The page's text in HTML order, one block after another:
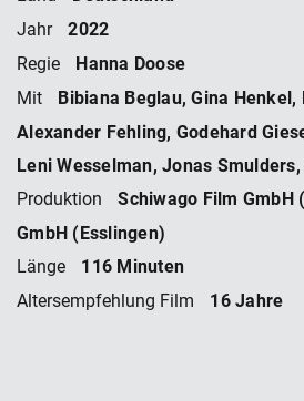
Jahr 2022
Regie Hanna Doose
Mit
Bibiana Beglau, Gina
Alexander Fehling, Godehard
Leni Wesselman, Jonas
Produktion
Schiwago Film GmbH
GmbH (Esslingen)
Länge 116 Minuten
Altersempfehlung Film 16 Jahre